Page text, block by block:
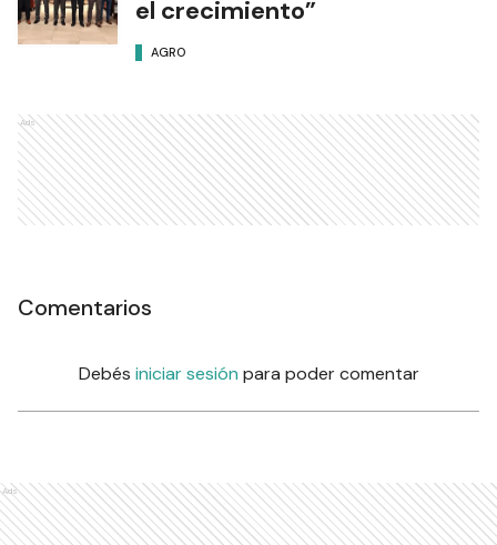
el crecimiento”
AGRO
Ads
Comentarios
Debés iniciar sesión para poder comentar
Ads